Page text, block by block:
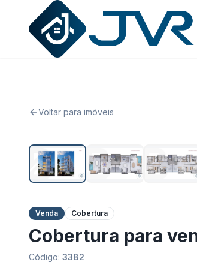
JVR Imóveis
Voltar para imóveis
Venda Cobertura
Cobertura para
Código: 3382